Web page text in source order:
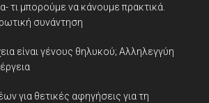
τι μπορούμε να κάνουμε πρακτικά.
συνάντηση
είναι γένους θηλυκού; Αλληλεγγύη
για θετικές αφηγήσεις για τη